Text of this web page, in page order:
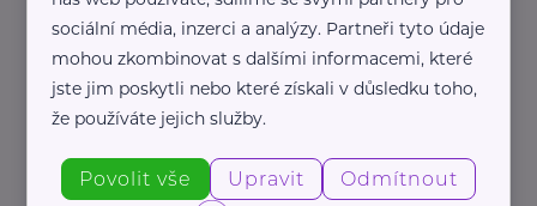
Reklama
AMI NÁBYTEK s.r.o.
Kdy přejít z postýlky do velké dětské postele
Bydlení, domácnost Děti
sociální média, inzerci a analýzy. Partneři tyto údaje
mohou zkombinovat s dalšími informacemi, které
jste jim poskytli nebo které získali v důsledku toho,
že používáte jejich služby.
Povolit vše Upravit Odmítnout